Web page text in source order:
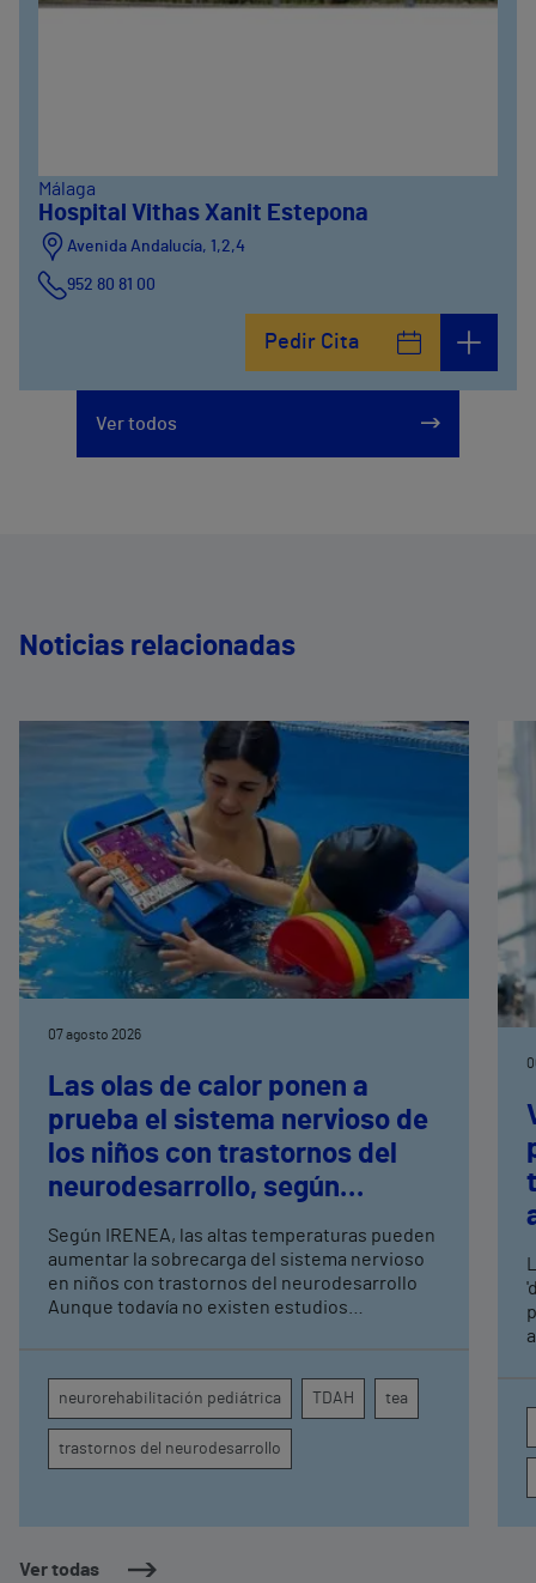
Málaga
Hospital Vithas Xanit Estepona
Avenida Andalucía, 1,2,4
952 80 81 00
Pedir Cita
Ver todos
Noticias relacionadas
Ver todas
07 agosto 2026
Las olas de calor ponen a
prueba el sistema nervioso de
los niños con trastornos del
neurodesarrollo, según
neurorrehabilitación
pediátrica de Vithas
Según IRENEA, las altas temperaturas pueden
aumentar la sobrecarga del sistema nervioso
en niños con trastornos del neurodesarrollo
Aunque todavía no existen estudios
atención, la regulación emocional y la
conducta
neurorehabilitación pediátrica TDAH tea
trastornos del neurodesarrollo